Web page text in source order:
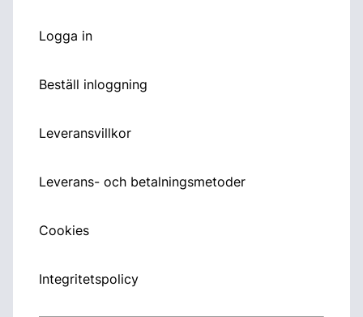
Logga in
Beställ inloggning
Leveransvillkor
Leverans- och betalningsmetoder
Cookies
Integritetspolicy